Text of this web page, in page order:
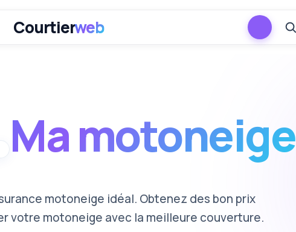
Ma motoneige
motoneige idéal. Obtenez des bon prix
votre motoneige avec la meilleure couverture.